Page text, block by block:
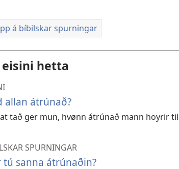
á bíbilskar spurningar
hetta
allan átrúnað?
tað ger mun, hvønn átrúnað mann hoyrir
SPURNINGAR
tú sanna átrúnaðin?